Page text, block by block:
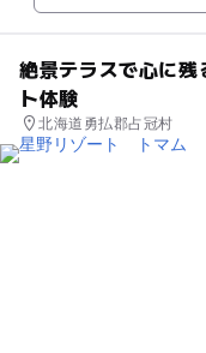
絶景テラスで心に
ト体験
北海道勇払郡占冠村